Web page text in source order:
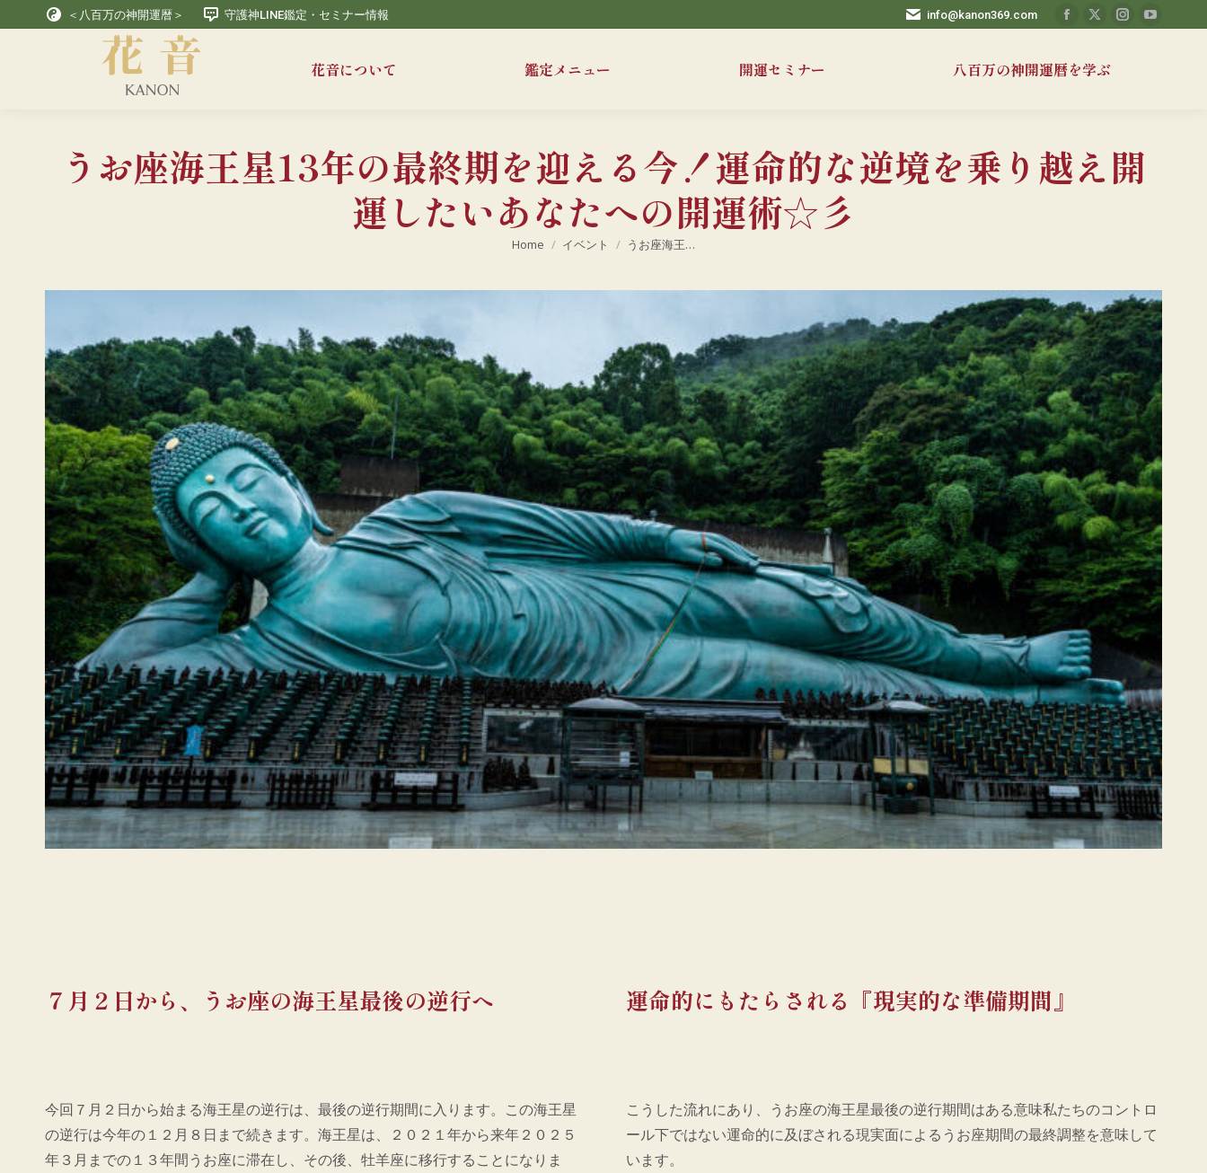
＜八百万の神開運暦＞ 守護神LINE鑑定・セミナー情報 info@kanon369.com
Facebook
ー
し
い
ウ
で
開
き
ま
す
X
ー
し
い
ウ
で
開
き
ま
す
Instagram
し
い
ウ
で
開
き
ま
す
ウ
で
開
き
ま
す
花音について 鑑定メニュー 開運セミナー 八百万の神開運暦を学ぶ
うお座海王星13年の最終期を迎える今！運命的な逆境を乗り越え開
運したいあなたへの開運術☆彡
現在地:
Home イベント うお座海王…
７月２日から、うお座の海王星最後の逆行へ
今回７月２日から始まる海王星の逆行は、最後の逆行期間に入ります。この海王星
の逆行は今年の１２月８日まで続きます。海王星は、２０２１年から来年２０２５
年３月までの１３年間うお座に滞在し、その後、牡羊座に移行することになりま
運命的にもたらされる『現実的な準備期間』
こうした流れにあり、うお座の海王星最後の逆行期間はある意味私たちのコントロ
ール下ではない運命的に及ぼされる現実面によるうお座期間の最終調整を意味して
います。